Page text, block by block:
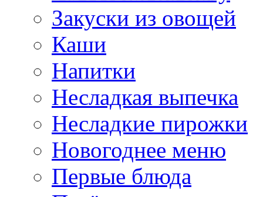
Закуски из овощей
Каши
Напитки
Несладкая выпечка
Несладкие пирожки
Новогоднее меню
Первые блюда